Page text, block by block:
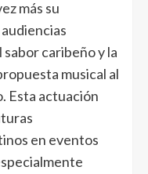
más su
caribeño y la
musical al
Esta actuación
en eventos